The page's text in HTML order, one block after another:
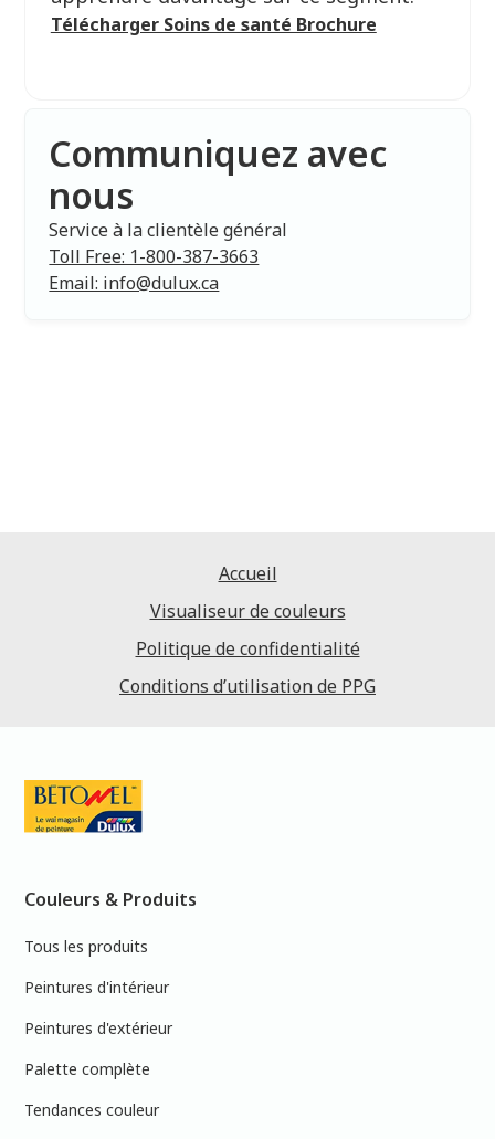
Télécharger Soins de santé Brochure
Communiquez avec
nous
Service à la clientèle général
Toll Free: 1-800-387-3663
Email: info@dulux.ca
Accueil
Visualiseur de couleurs
Politique de confidentialité
Conditions d’utilisation de PPG
Couleurs & Produits
Tous les produits
Peintures d'intérieur
Peintures d'extérieur
Palette complète
Tendances couleur